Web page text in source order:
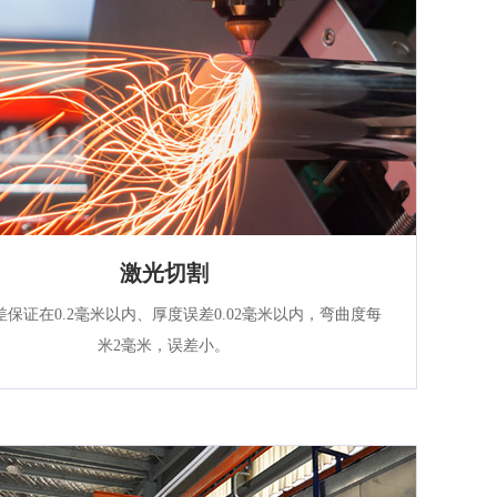
激光切割
保证在0.2毫米以内、厚度误差0.02毫米以内，弯曲度每
米2毫米，误差小。